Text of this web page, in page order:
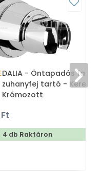
DALIA - Öntapadós fali
zuhanyfej tartó - Kerek -
Krómozott
4 db Raktáron